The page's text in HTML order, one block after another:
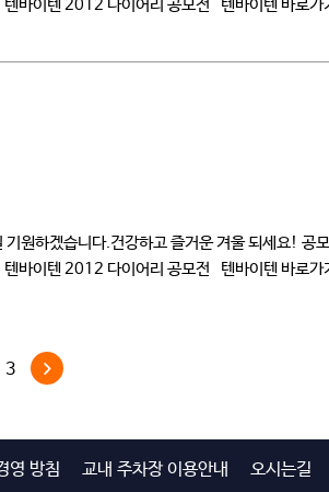
이텐 2012 다이어리 공모전 텐바이텐 바로
원하겠습니다.건강하고 즐거운 겨울 되세요!
이텐 2012 다이어리 공모전 텐바이텐 바로
3
영 방침 교내 주차장 이용안내 오시는길